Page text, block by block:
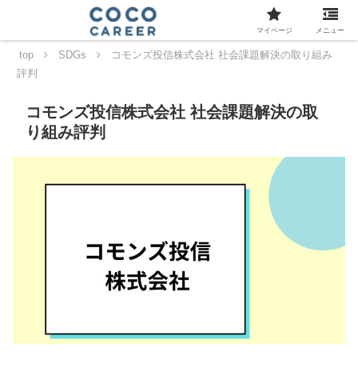
top SDGs
コモンズ投信株式会社 社会課題解決の取り組み
評判
コモンズ投信株式会社 社会課題解決の取
り組み評判
マイページ メニュー